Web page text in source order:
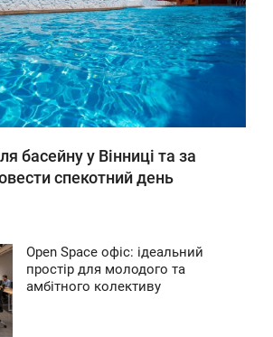
басейну у Вінниці та за
спекотний день
Open Space офіс: ідеальний
простір для молодого та
амбітного колективу